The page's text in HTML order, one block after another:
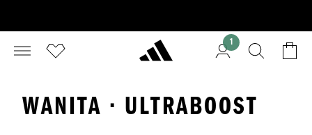
1
WANITA · ULTRABOOST